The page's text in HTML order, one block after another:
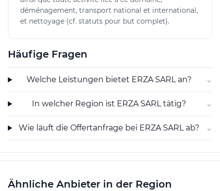
Angebot ab.
Regionale Ausrichtung und Kundenkontakt
Mit Schwerpunkt auf Les Acacias und umliegende
Gemeinden sorgt ERZA SARL für eine bedarfsgerechte
Betreuung vor Ort. Die Kundenkommunikation ist auf
Offerten ausgerichtet, um die Projektphase effizient zu
dem Unternehmen besprechen und konkrete
déménagement, transport national et international,
et nettoyage (cf. statuts pour but complet).
Häufige Fragen
Welche Leistungen bietet ERZA SARL an? ⌄
In welcher Region ist ERZA SARL tätig? ⌄
Wie läuft die Offertanfrage bei ERZA SARL ab? ⌄
Ähnliche Anbieter in der Region